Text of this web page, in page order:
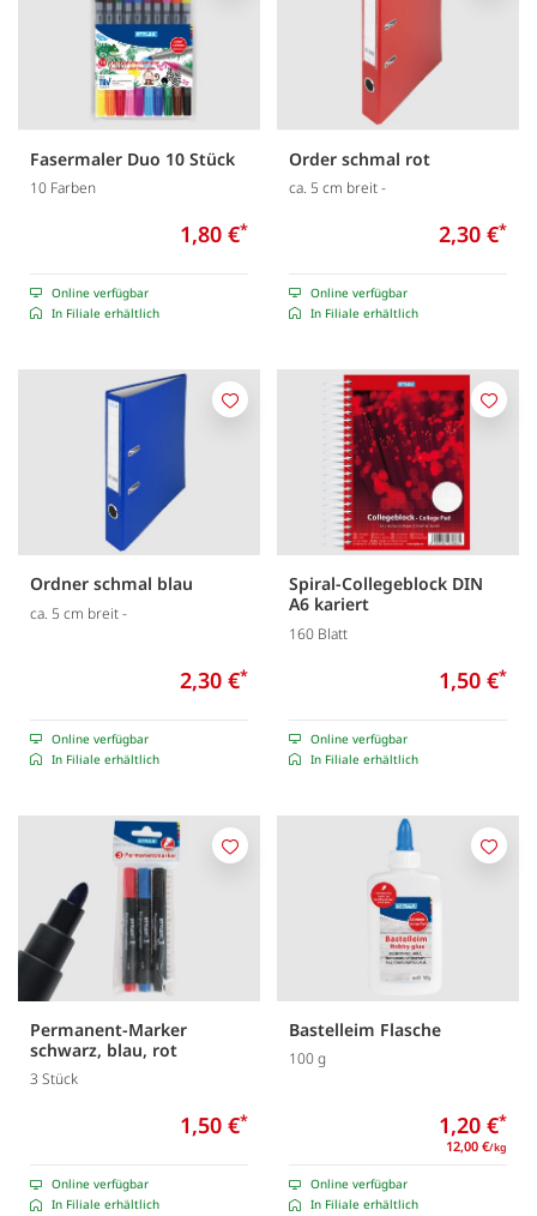
Fasermaler Duo 10 Stück
10 Farben
1,80 €*
Online verfügbar
In Filiale erhältlich
Order schmal rot
ca. 5 cm breit -
2,30 €*
Online verfügbar
In Filiale erhältlich
Ordner schmal blau
ca. 5 cm breit -
2,30 €*
Online verfügbar
In Filiale erhältlich
Merken
Spiral-Collegeblock DIN
A6 kariert
160 Blatt
1,50 €*
Online verfügbar
In Filiale erhältlich
Permanent-Marker
schwarz, blau, rot
3 Stück
1,50 €*
Online verfügbar
In Filiale erhältlich
Merken
Bastelleim Flasche
100 g
1,20 €*
12,00 €/kg
Online verfügbar
In Filiale erhältlich